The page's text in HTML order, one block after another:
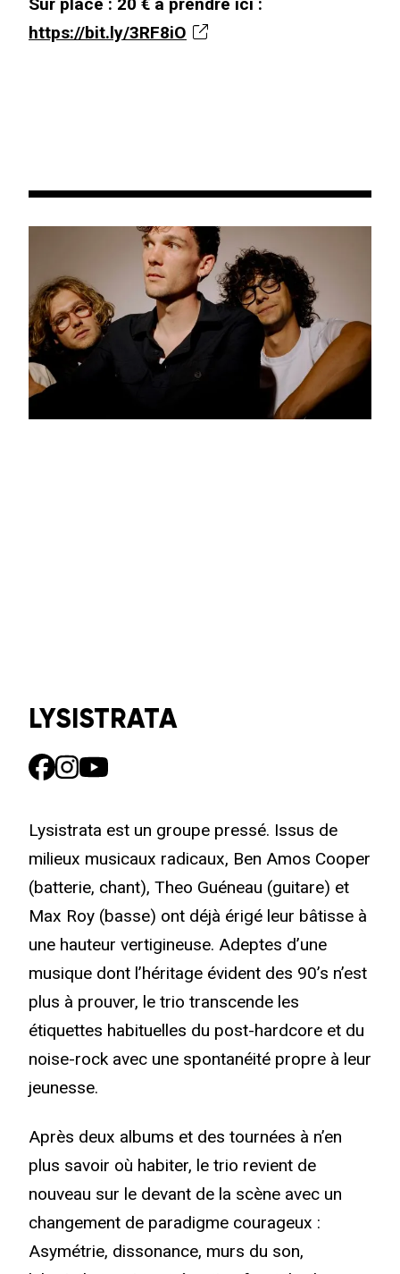
Sur place : 20 € à prendre ici :
https://bit.ly/3RF8iO
LYSISTRATA
Lysistrata est un groupe pressé. Issus de
milieux musicaux radicaux, Ben Amos Cooper
(batterie, chant), Theo Guéneau (guitare) et
Max Roy (basse) ont déjà érigé leur bâtisse à
une hauteur vertigineuse. Adeptes d’une
musique dont l’héritage évident des 90’s n’est
plus à prouver, le trio transcende les
étiquettes habituelles du post-hardcore et du
noise-rock avec une spontanéité propre à leur
jeunesse.
Après deux albums et des tournées à n’en
plus savoir où habiter, le trio revient de
nouveau sur le devant de la scène avec un
changement de paradigme courageux :
Asymétrie, dissonance, murs du son,